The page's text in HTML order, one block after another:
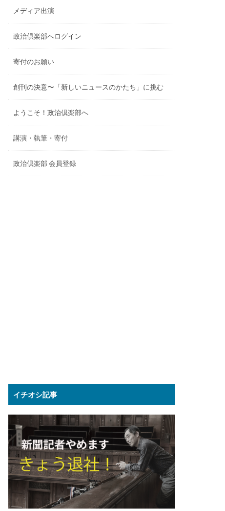
メディア出演
政治倶楽部へログイン
寄付のお願い
創刊の決意〜「新しいニュースのかたち」に挑む
ようこそ！政治倶楽部へ
講演・執筆・寄付
政治倶楽部 会員登録
イチオシ記事